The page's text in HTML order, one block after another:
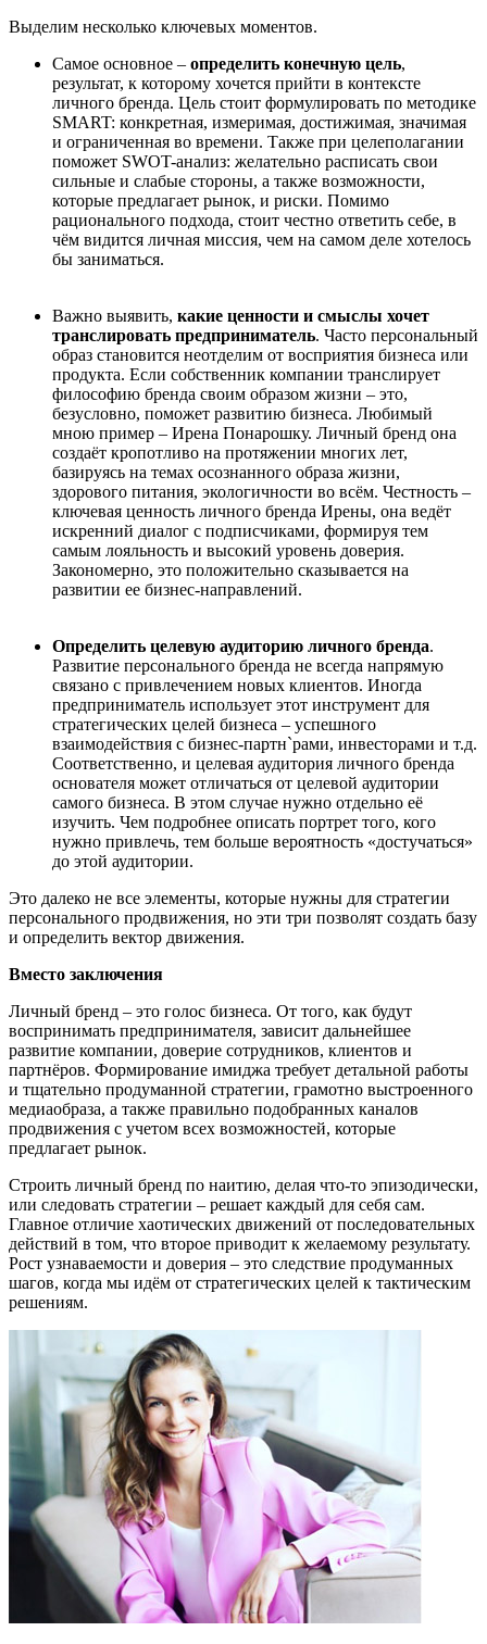
Выделим несколько ключевых моментов.
Самое основное – определить конечную цель,
результат, к которому хочется прийти в контексте
личного бренда. Цель стоит формулировать по методике
SMART: конкретная, измеримая, достижимая, значимая
и ограниченная во времени. Также при целеполагании
поможет SWOT-анализ: желательно расписать свои
сильные и слабые стороны, а также возможности,
которые предлагает рынок, и риски. Помимо
рационального подхода, стоит честно ответить себе, в
чём видится личная миссия, чем на самом деле хотелось
бы заниматься.
Важно выявить, какие ценности и смыслы хочет
транслировать предприниматель. Часто персональный
образ становится неотделим от восприятия бизнеса или
продукта. Если собственник компании транслирует
философию бренда своим образом жизни – это,
безусловно, поможет развитию бизнеса. Любимый
мною пример – Ирена Понарошку. Личный бренд она
создаёт кропотливо на протяжении многих лет,
базируясь на темах осознанного образа жизни,
здорового питания, экологичности во всём. Честность –
ключевая ценность личного бренда Ирены, она ведёт
искренний диалог с подписчиками, формируя тем
самым лояльность и высокий уровень доверия.
Закономерно, это положительно сказывается на
развитии ее бизнес-направлений.
Определить целевую аудиторию личного бренда.
Развитие персонального бренда не всегда напрямую
связано с привлечением новых клиентов. Иногда
предприниматель использует этот инструмент для
стратегических целей бизнеса – успешного
взаимодействия с бизнес-партн`рами, инвесторами и т.д.
Соответственно, и целевая аудитория личного бренда
основателя может отличаться от целевой аудитории
самого бизнеса. В этом случае нужно отдельно её
изучить. Чем подробнее описать портрет того, кого
нужно привлечь, тем больше вероятность «достучаться»
до этой аудитории.
Это далеко не все элементы, которые нужны для стратегии
персонального продвижения, но эти три позволят создать базу
и определить вектор движения.
Вместо заключения
Личный бренд – это голос бизнеса. От того, как будут
воспринимать предпринимателя, зависит дальнейшее
развитие компании, доверие сотрудников, клиентов и
партнёров. Формирование имиджа требует детальной работы
и тщательно продуманной стратегии, грамотно выстроенного
медиаобраза, а также правильно подобранных каналов
продвижения с учетом всех возможностей, которые
предлагает рынок.
Строить личный бренд по наитию, делая что-то эпизодически,
или следовать стратегии – решает каждый для себя сам.
Главное отличие хаотических движений от последовательных
действий в том, что второе приводит к желаемому результату.
Рост узнаваемости и доверия – это следствие продуманных
шагов, когда мы идём от стратегических целей к тактическим
решениям.